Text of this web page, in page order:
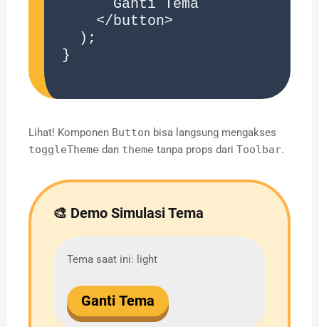
}
Lihat! Komponen Button bisa langsung mengakses
toggleTheme dan theme tanpa props dari Toolbar.
🎨 Demo Simulasi Tema
Tema saat ini: light
Ganti Tema